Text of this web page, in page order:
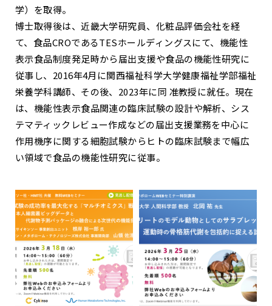
学）を取得。
博士取得後は、近畿大学研究員、化粧品評価会社を経
て、食品CROであるTESホールディングスにて、機能性
表示食品制度発足時から届出支援や食品の機能性研究に
従事し、2016年4月に関西福祉科学大学健康福祉学部福祉
栄養学科講師、その後、2023年に同 准教授に就任。現在
は、機能性表示食品関連の臨床試験の設計や解析、シス
テマティックレビュー作成などの届出支援業務を中心に
作用機序に関する細胞試験からヒトの臨床試験まで幅広
い領域で食品の機能性研究に従事。